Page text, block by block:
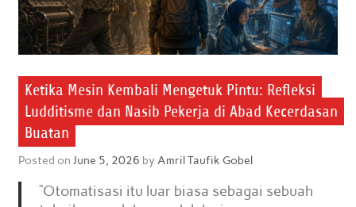
Ketika Mesin Kembali Mengetuk Pintu: Refleksi
Ludditisme dan Nasib Pekerja di Abad Kecerdasan
Buatan
Posted on June 5, 2026 by Amril Taufik Gobel
“Otomatisasi itu luar biasa sebagai sebuah